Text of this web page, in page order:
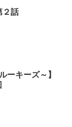
２話
ーキーズ～】